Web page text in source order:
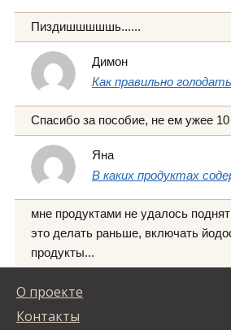
Пиздишшшшшь......
Димон
Как правильно
Спасибо за пособие, не ем ужее
Яна
В каких продуктах
мне продуктами не удалось
это делать раньше, включать
продукты...
О проекте
Контакты